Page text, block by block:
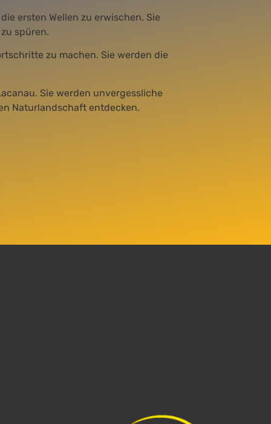
ersten Wellen zu erwischen. Sie
spüren.
zu machen. Sie werden die
Sie werden unvergessliche
Naturlandschaft entdecken.